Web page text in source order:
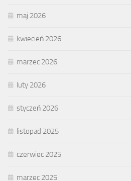
maj 2026
kwiecień 2026
marzec 2026
luty 2026
styczeń 2026
listopad 2025
czerwiec 2025
marzec 2025